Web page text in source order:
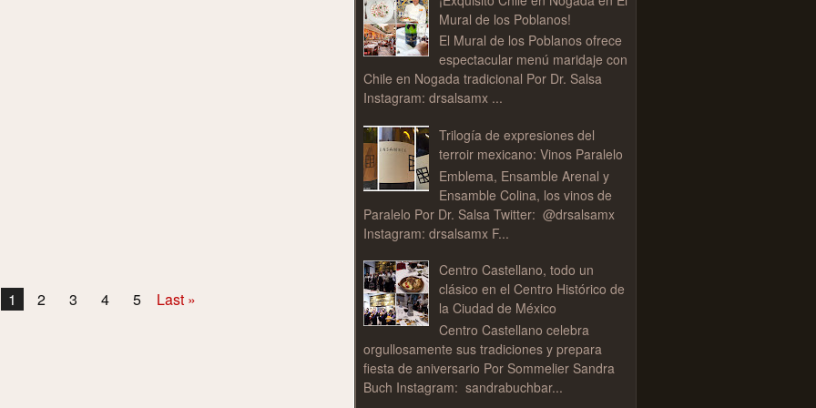
1 2 3 4 5 Last »
Mural de los Poblanos!
El Mural de los Poblanos ofrece
espectacular menú maridaje con
Chile en Nogada tradicional Por Dr. Salsa
Instagram: drsalsamx ...
Trilogía de expresiones del
terroir mexicano: Vinos Paralelo
Emblema, Ensamble Arenal y
Ensamble Colina, los vinos de
Paralelo Por Dr. Salsa Twitter: @drsalsamx
Instagram: drsalsamx F...
Centro Castellano, todo un
clásico en el Centro Histórico de
la Ciudad de México
Centro Castellano celebra
orgullosamente sus tradiciones y prepara
fiesta de aniversario Por Sommelier Sandra
Buch Instagram: sandrabuchbar...